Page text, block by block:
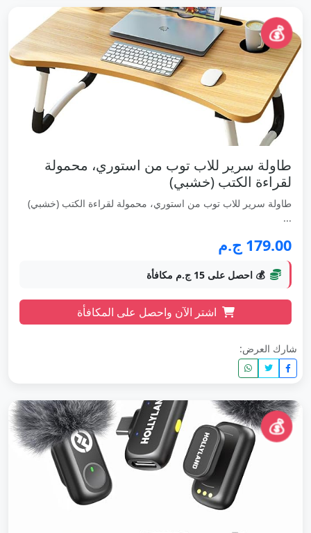
💰
طاولة سرير للاب توب من استوري، محمولة
لقراءة الكتب (خشبي)
طاولة سرير للاب توب من استوري، محمولة لقراءة الكتب (خشبي)
...
179.00 ج.م
💰 احصل على 15 ج.م مكافأة
اشتر الآن واحصل على المكافأة
شارك العرض:
💰